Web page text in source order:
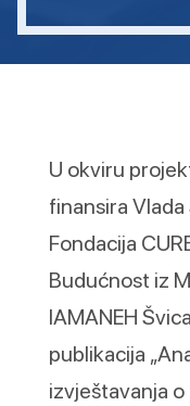
U okviru
finansira
Fondacija
Budućnost iz
IAMANEH
publikacija
izvještavanja